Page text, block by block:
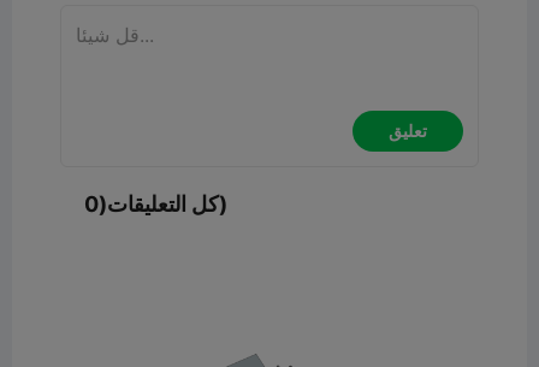
تعليق
كل التعليقات(0)